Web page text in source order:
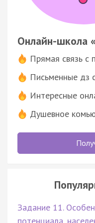
Онлайн-школа
Прямая связь с
Письменные дз
Интересные
Душевное
Задание 11.